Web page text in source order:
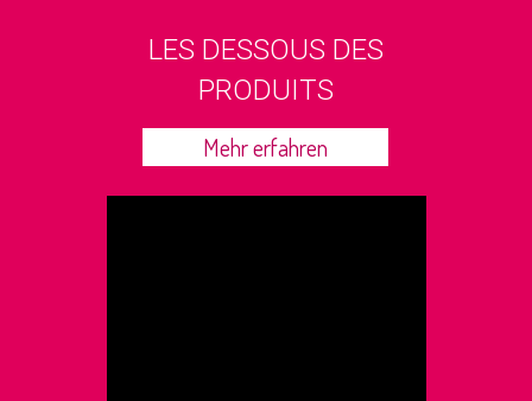
LES DESSOUS DES
PRODUITS
Mehr erfahren